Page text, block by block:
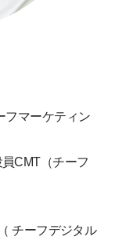
フマーケティン
CMT（チーフ
チーフデジタル